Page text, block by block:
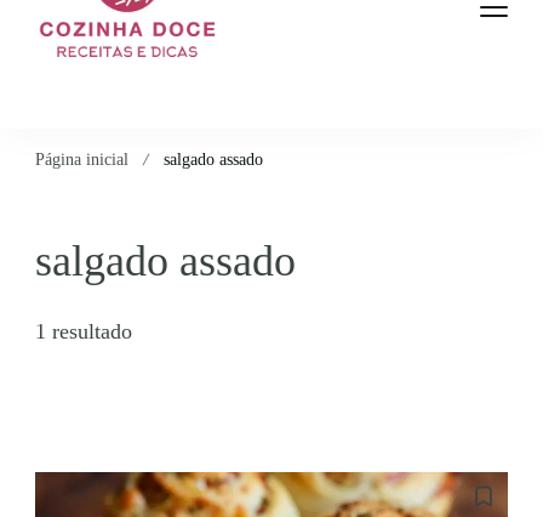
Página inicial salgado assado
salgado assado
1 resultado